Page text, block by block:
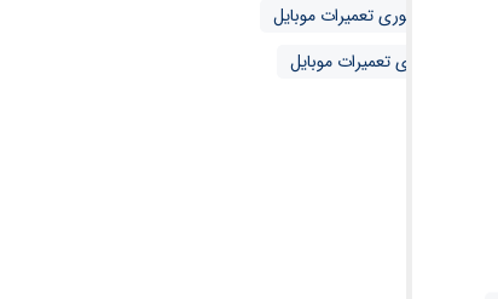
حضوری تعمیرات موبایل
مجازی تعمیرات موبایل